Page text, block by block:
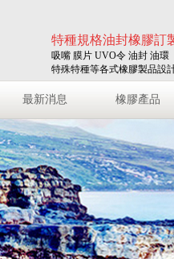
特種規格油封橡膠訂
吸嘴 膜片 UVO令 油封 油
特殊特種等各式橡膠製品設
最新消息 橡膠產品